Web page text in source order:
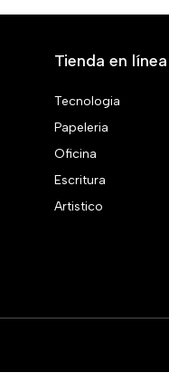
Tienda en línea
Tecnologia
Papeleria
Oficina
Escritura
Artistico